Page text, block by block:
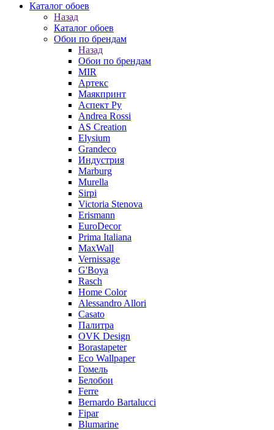
Каталог обоев
Назад
Каталог обоев
Обои по брендам
Назад
Обои по брендам
MIR
Артекс
Маякпринт
Аспект Ру
Andrea Rossi
AS Creation
Elysium
Grandeco
Индустрия
Marburg
Murella
Sirpi
Victoria Stenova
Erismann
EuroDecor
Prima Italiana
MaxWall
Vernissage
G'Boya
Rasch
Home Color
Alessandro Allori
Casato
Палитра
OVK Design
Borastapeter
Eco Wallpaper
Гомель
Белобои
Ferre
Bernardo Bartalucci
Fipar
Blumarine